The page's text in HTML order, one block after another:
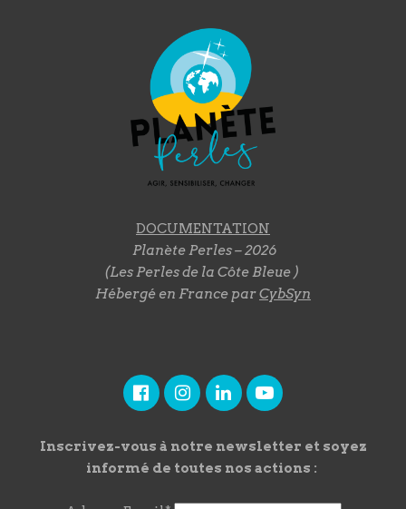
DOCUMENTATION
Planète Perles – 2026
(Les Perles de la Côte Bleue )
Hébergé en France parCybSyn
Inscrivez-vous à notre newsletter et soyez
informé de toutes nos actions :